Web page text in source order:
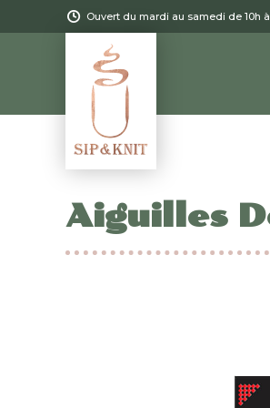
Ouvert du mardi au samedi de 10h
Aiguilles